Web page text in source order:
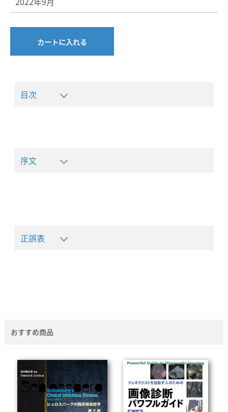
カートに入れる
目次
序文
正誤表
正しいページはこちら
おすすめ商品